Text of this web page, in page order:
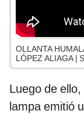
OLLANTA
LÓPEZ ALIAGA |
Luego de
lampa emitió